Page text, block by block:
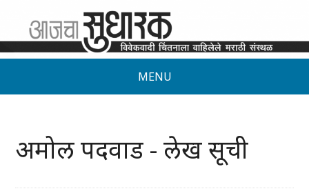
MENU
अमोल पदवाड - लेख सूची